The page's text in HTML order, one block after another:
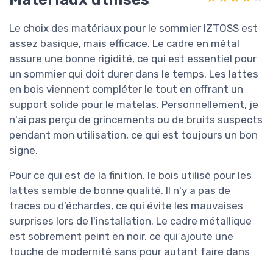
Le choix des matériaux pour le sommier IZTOSS est
assez basique, mais efficace. Le cadre en métal
assure une bonne rigidité, ce qui est essentiel pour
un sommier qui doit durer dans le temps. Les lattes
en bois viennent compléter le tout en offrant un
support solide pour le matelas. Personnellement, je
n'ai pas perçu de grincements ou de bruits suspects
pendant mon utilisation, ce qui est toujours un bon
signe.
Pour ce qui est de la finition, le bois utilisé pour les
lattes semble de bonne qualité. Il n'y a pas de
traces ou d'échardes, ce qui évite les mauvaises
surprises lors de l'installation. Le cadre métallique
est sobrement peint en noir, ce qui ajoute une
touche de modernité sans pour autant faire dans